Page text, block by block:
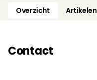
Overzicht Artikelen
Contact